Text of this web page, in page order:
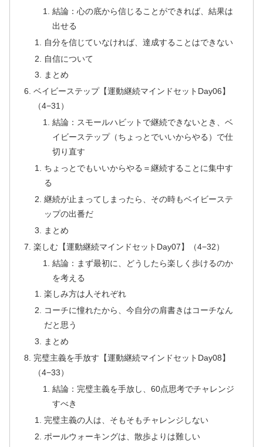
結論：心の底から信じることができれば、結果は
出せる
自分を信じていなければ、達成することはできない
自信について
まとめ
ベイビーステップ【運動継続マインドセットDay06】
（4−31）
結論：スモールハビットで継続できないとき、ベ
イビーステップ（ちょっとでいいからやる）で仕
切り直す
ちょっとでもいいからやる＝継続することに集中す
る
継続が止まってしまったら、その時もベイビーステ
ップの出番だ
まとめ
楽しむ【運動継続マインドセットDay07】（4−32）
結論：まず最初に、どうしたら楽しく歩けるのか
を考える
楽しみ方は人それぞれ
コーチに憧れたから、今自分の肩書きはコーチなん
だと思う
まとめ
完璧主義を手放す【運動継続マインドセットDay08】
（4−33）
結論：完璧主義を手放し、60点思考でチャレンジ
すべき
完璧主義の人は、そもそもチャレンジしない
ポールウォーキングは、散歩よりは難しい